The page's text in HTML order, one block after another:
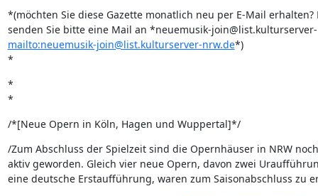
*(möchten Sie diese Gazette monatlich neu per E-Mail
mailto:neuemusik-join@list.kulturserver-nrw.de*)
*
*
*
/*[Neue Opern in Köln, Hagen und Wuppertal]*/
/Zum Abschluss der Spielzeit sind die Opernhäuser in NRW
aktiv geworden. Gleich vier neue Opern, davon zwei
eine deutsche Erstaufführung, waren zum Saisonabschluss zu